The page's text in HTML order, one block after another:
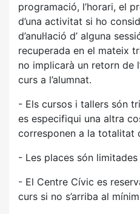
programació, l’horari, el
d’una activitat si ho
d’anul·lació d’ alguna
recuperada en el mateix
no implicarà un retorn de
curs a l’alumnat.
- Els cursos i tallers són
es especifiqui una altra
corresponen a la totalitat
- Les places són
- El Centre Cívic es
curs si no s’arriba al